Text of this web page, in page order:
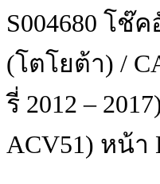
S004680 โช๊
(โตโยต้า) /
รี่ 2012 –
ACV51) หน้า